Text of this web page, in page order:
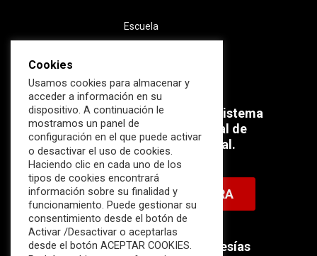
Escuela
Súmate ahora al mayor Ecosistema
profesional e internacional de
Ciberseguridad Industrial.
HAZTE MIEMBRO AHORA
Descubre nuestras membresías
Cookies
Usamos cookies para almacenar y
acceder a información en su
dispositivo. A continuación le
mostramos un panel de
configuración en el que puede activar
o desactivar el uso de cookies.
Haciendo clic en cada uno de los
tipos de cookies encontrará
información sobre su finalidad y
funcionamiento. Puede gestionar su
consentimiento desde el botón de
Activar /Desactivar o aceptarlas
desde el botón ACEPTAR COOKIES.